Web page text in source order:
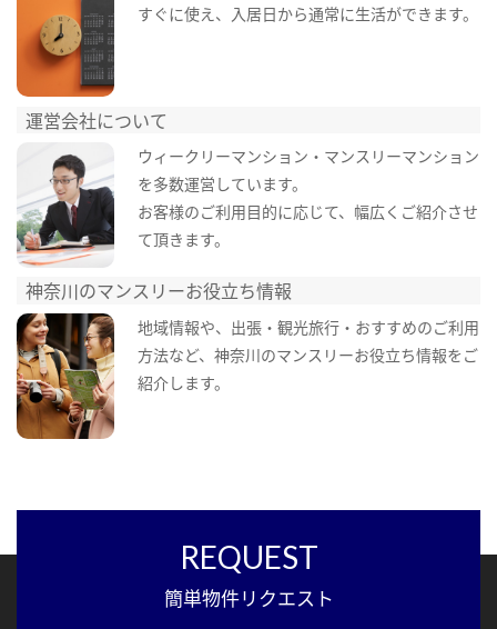
すぐに使え、入居日から通常に生活ができます。
運営会社について
ウィークリーマンション・マンスリーマンション
を多数運営しています。
お客様のご利用目的に応じて、幅広くご紹介させ
て頂きます。
神奈川のマンスリーお役立ち情報
地域情報や、出張・観光旅行・おすすめのご利用
方法など、神奈川のマンスリーお役立ち情報をご
紹介します。
REQUEST
簡単物件リクエスト